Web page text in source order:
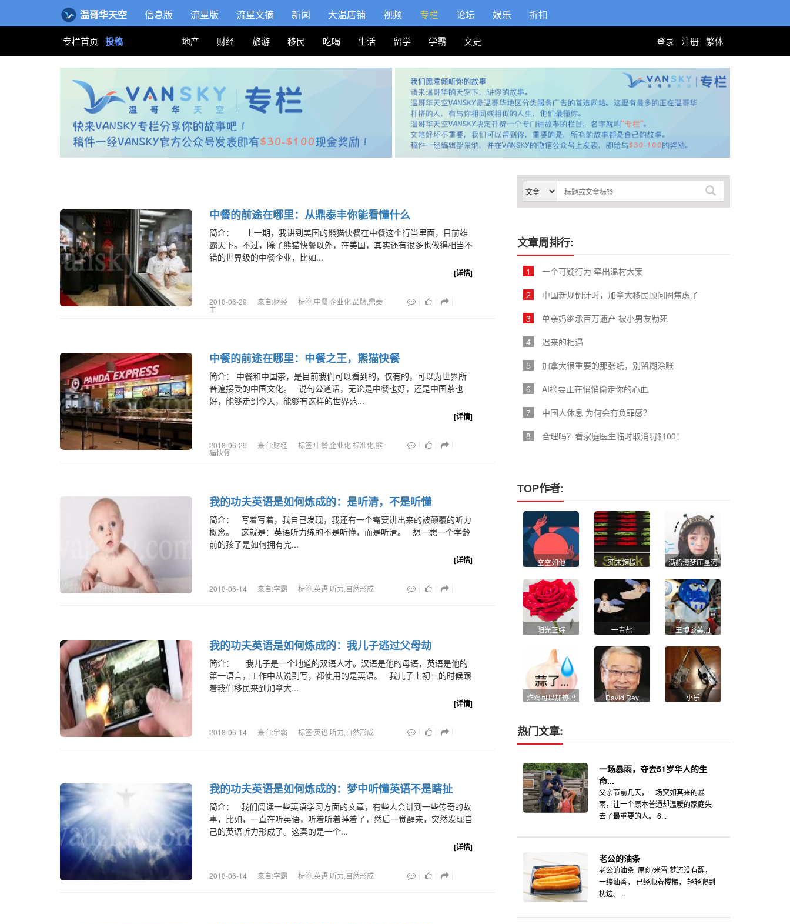
温哥华天空 信息版 流星版 流星文摘 新闻 大温店铺 视频 专栏 论坛 娱乐 折扣
专栏首页 投稿 地产 财经 旅游 移民 吃喝 生活 留学 学霸 文史 登录 注册 繁体
中餐的前途在哪里：从鼎泰丰你能看懂什么
简介： 上一期，我讲到美国的熊猫快餐在中餐这个行当里面，目前雄
霸天下。不过，除了熊猫快餐以外，在美国，其实还有很多也做得相当不
错的世界级的中餐企业，比如...
[详情]
2018-06-29 来自:财经 标签:中餐,企业化,品牌,鼎泰
丰
中餐的前途在哪里：中餐之王，熊猫快餐
简介： 中餐和中国茶，是目前我们可以看到的，仅有的，可以为世界所
普遍接受的中国文化。 说句公道话，无论是中餐也好，还是中国茶也
好，能够走到今天，能够有这样的世界范...
[详情]
2018-06-29 来自:财经 标签:中餐,企业化,标准化,熊
猫快餐
我的功夫英语是如何炼成的：是听清，不是听懂
简介： 写着写着，我自己发现，我还有一个需要讲出来的被颠覆的听力
概念。 这就是：英语听力练的不是听懂，而是听清。 想一想一个学龄
前的孩子是如何拥有完...
[详情]
2018-06-14 来自:学霸 标签:英语,听力,自然形成
我的功夫英语是如何炼成的：我儿子逃过父母劫
简介： 我儿子是一个地道的双语人才。汉语是他的母语，英语是他的
第一语言，工作中从说到写，都使用的是英语。 我儿子上初三的时候跟
着我们移民来到加拿大...
[详情]
2018-06-14 来自:学霸 标签:英语,听力,自然形成
我的功夫英语是如何炼成的：梦中听懂英语不是瞎扯
简介： 我们阅读一些英语学习方面的文章，有些人会讲到一些传奇的故
事，比如，一直在听英语，听着听着睡着了，然后一觉醒来，突然发现自
己的英语听力形成了。这真的是一个...
[详情]
2018-06-14 来自:学霸 标签:英语,听力,自然形成
文章周排行:
1
一个可疑行为 牵出温村大案
2
中国新规倒计时，加拿大移民顾问圈焦虑了
3
单亲妈继承百万遗产 被小男友勒死
4
迟来的相遇
5
加拿大很重要的那张纸，别留糊涂账
6
AI摘要正在悄悄偷走你的心血
7
中国人休息 为何会有负罪感？
8
合理吗？看家庭医生临时取消罚$100！
TOP作者:
空空如他 芥末辣椒 满船清梦压星河
阳光正好 一青盐 王博谈美加
炸鸡可以加热吗 David Rey 小乐
热门文章:
一场暴雨，夺去51岁华人的生
命...
父亲节前几天，一场突如其来的暴
雨，让一个原本普通却温暖的家庭失
去了最重要的人。 6...
老公的油条
老公的油条 原创/米雪 梦还没有醒，
一缕油香， 已经顺着楼梯， 轻轻爬到
枕边。...